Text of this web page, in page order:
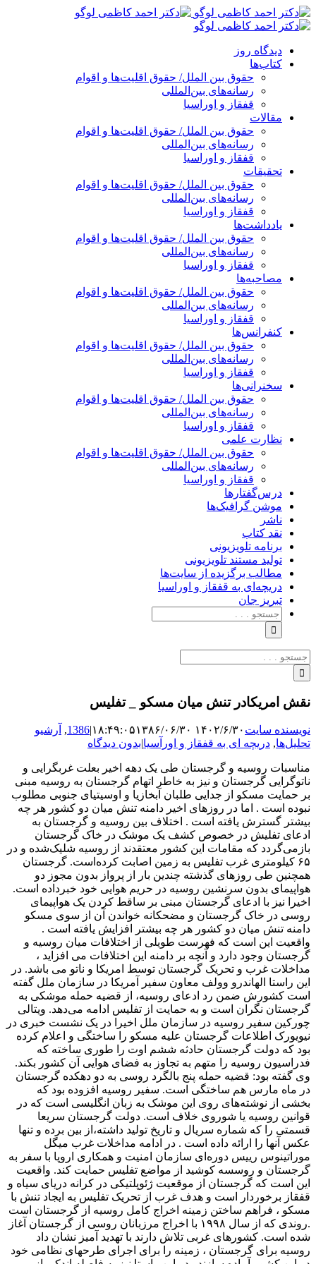
پرش
به
دیدگاه روز
کتاب‌ها
حقوق بین الملل/ حقوق اقلیت‌ها و اقوام
رسانه‌های بین‌المللی
قفقاز و اوراسیا
مقالات
حقوق بین الملل/ حقوق اقلیت‌ها و اقوام
رسانه‌های بین‌المللی
قفقاز و اوراسیا
تحقیقات
حقوق بین الملل/ حقوق اقلیت‌ها و اقوام
رسانه‌های بین‌المللی
قفقاز و اوراسیا
یادداشت‌ها
حقوق بین الملل/ حقوق اقلیت‌ها و اقوام
رسانه‌های بین‌المللی
قفقاز و اوراسیا
مصاحبه‌ها
حقوق بین الملل/ حقوق اقلیت‌ها و اقوام
رسانه‌های بین‌المللی
قفقاز و اوراسیا
کنفرانس‌ها
حقوق بین الملل/ حقوق اقلیت‌ها و اقوام
رسانه‌های بین‌المللی
قفقاز و اوراسیا
سخنرانی‌ها
حقوق بین الملل/ حقوق اقلیت‌ها و اقوام
رسانه‌های بین‌المللی
قفقاز و اوراسیا
نظارت علمی
حقوق بین الملل/ حقوق اقلیت‌ها و اقوام
رسانه‌های بین‌المللی
قفقاز و اوراسیا
درس‌گفتارها
موشن گرافیک‌ها
ناشر
نقد کتاب
برنامه‌ تلویزیونی
تولید مستند تلویزیونی
مطالب برگزیده از سایت‌ها
دریچه‌ای به قفقاز و اوراسیا
تبریزِ جان
جستجو
برای:
جستجو
برای:
نقش امریکادر تنش میان مسکو _ تفلیس
نویسنده سایت ۱۴۰۲/۶/۳۰ ۱۸:۴۹:۰۵ ۱۳۸۶/۰۶/۳۰ |
1386
, آرشیو
تحلیل‌ها, دریچه ای به قفقاز و اورآسیا|بدون دیدگاه
مناسبات روسیه و گرجستان طی یک دهه اخیر بعلت غربگرایی و
ناتوگرایی گرجستان و نیز به خاطر اتهام گرجستان به روسیه مبنی
بر حمایت مسکو از جدایی طلبان آبخازیا و اوسیتیای جنوبی مطلوب
نبوده است . اما در روزهای اخیر دامنه تنش میان دو کشور هر چه
بیشتر گسترش یافته است . اختلاف بین روسیه و گرجستان به
ادعای تفلیش در خصوص کشف یک موشک در خاک گرجستان
بازمی‌گردد که مقامات این کشور معتقدند از روسیه شلیک‌شده و در
‪ ۶۵‬کیلومتری غرب تفلیس به زمین اصابت کرده‌است. گرجستان
همچنین طی روزهای گذشته چندین بار از پرواز بدون مجوز دو
هواپیمای بدون سرنشین روسیه در حریم هوایی خود خبرداده است.
اخیرا نیز با ادعای گرجستان مبنی بر ساقط کردن یک هواپیمای
روسی در خاک گرجستان و مضحکانه خواندن آن از سوی مسکو
دامنه تنش میان دو کشور هر چه بیشتر افزایش یافته است .
واقعیت این است که فهرست طویلی از اختلافات میان روسیه و
گرجستان وجود دارد و آنچه بر دامنه این اختلافات می افزاید ،
مداخلات غرب و تحریک گرجستان توسط امریکا و ناتو می باشد. در
این راستا الهاندرو وولف معاون سفیر آمریکا در سازمان ملل گفته
است کشورش ضمن رد ادعای روسیه، از قضیه حمله موشکی به
گرجستان نگران است و به حمایت از تفلیس ادامه می‌دهد. ویتالی
چورکین سفیر روسیه در سازمان ملل اخیرا در یک نشست خبری در
نیویورک اطلاعات گرجستان علیه مسکو را ساختگی و اعلام کرده
بود که دولت گرجستان حادثه ششم اوت را طوری ساخته که
فدراسیون روسیه را متهم به تجاوز به فضای هوایی آن کشور بکند.
وی گفته بود: قضیه حمله پنج بالگرد روسی به دو دهکده گرجستان
در ماه مارس هم ساختگی است. سفیر روسیه افزوده بود که
بخشی از نوشته‌های روی این موشک به زبان انگلیسی است که در
قوانین روسیه یا شوروی خلاف است. دولت گرجستان سریعا
قسمتی را که شماره سریال و تاریخ تولید داشته،از بین برده و تنها
عکس آنها را ارائه داده است . در ادامه مداخلات غرب میگل
موراتینوس رییس دوره‌ای سازمان امنیت و همکاری اروپا با سفر به
گرجستان و روسسه کوشید از مواضع تفلیس حمایت کند. واقعیت
این است که گرجستان از موقعیت ژئوپلتیکی در کرانه دریای سیاه و
قفقاز برخوردار است و هدف غرب از تحریک تفلیس به ایجاد تنش با
مسکو ، فراهم ساختن زمینه اخراج کامل روسیه از گرجستان است
.روندی که از سال ۱۹۹۸ با اخراج مرزبانان روسی از گرجستان آغاز
شده است. کشورهای غربی تلاش دارند با تهدید آمیز نشان داد
روسیه برای گرجستان ، زمینه را برای اجرای طرحهای نظامی خود